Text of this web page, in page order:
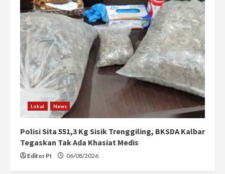
Lokal News
Polisi Sita 551,3 Kg Sisik Trenggiling, BKSDA Kalbar
Tegaskan Tak Ada Khasiat Medis
Editor PI 06/08/2026